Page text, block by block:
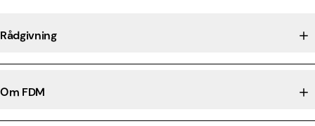
Rådgivning
Om FDM